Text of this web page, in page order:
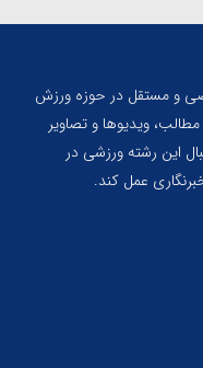
و مستقل در حوزه ورزش
ویدیوها و تصاویر
این رشته ورزشی در
عمل کند.